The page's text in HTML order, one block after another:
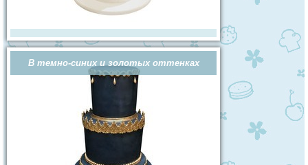
В темно-синих и золотых оттенках